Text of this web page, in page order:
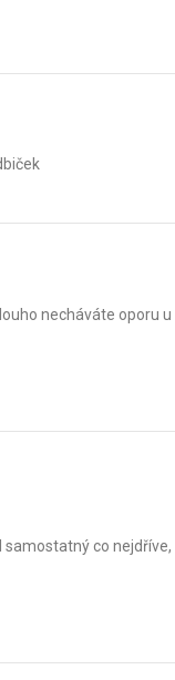
necháváte oporu u
samostatný co nejdříve,